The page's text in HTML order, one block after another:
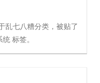
乱七八糟分类，被贴了
统标签。